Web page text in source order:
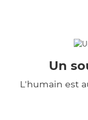
Un
L'humain est